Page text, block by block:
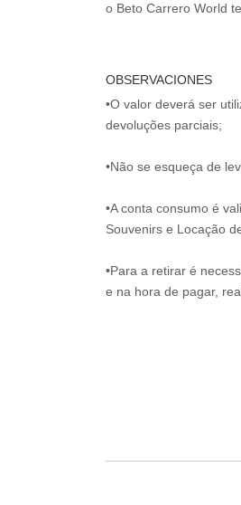
o Beto Carrero World
OBSERVACIONES
•O valor deverá ser
devoluções parciais;
•Não se esqueça de
•A conta consumo é
Souvenirs e Locação
•Para a retirar é
e na hora de pagar,